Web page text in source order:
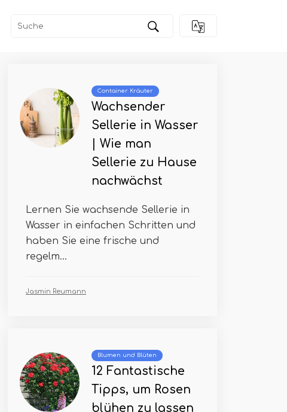
Container Kräuter
Wachsender
Sellerie in Wasser
| Wie man
Sellerie zu Hause
nachwächst
Lernen Sie wachsende Sellerie in
Wasser in einfachen Schritten und
haben Sie eine frische und
regelm...
Jasmin Reumann
Blumen und Blüten
12 Fantastische
Tipps, um Rosen
blühen zu lassen